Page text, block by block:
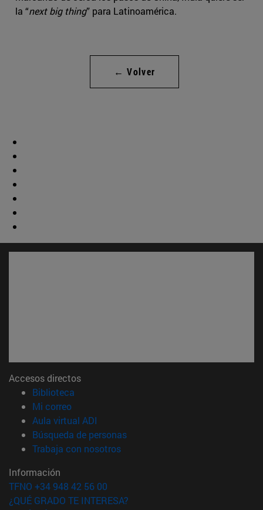
la “next big thing” para Latinoamérica.
← Volver
Accesos directos
Biblioteca
Mi correo(abre en nueva ventana)
Aula virtual ADI
Búsqueda de personas(abre en nueva ventana)
Trabaja con nosotros(abre en nueva ventana)
Información
TFNO +34 948 42 56 00
¿QUÉ GRADO TE INTERESA?